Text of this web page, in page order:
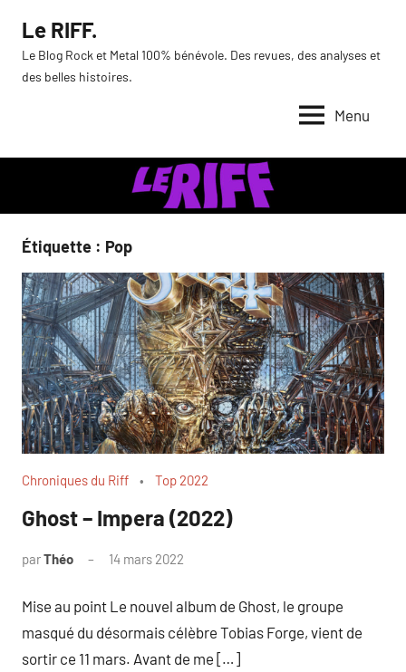
contenu
Le RIFF.
Le Blog Rock et Metal 100% bénévole. Des revues, des analyses et
des belles histoires.
Menu
Étiquette : Pop
Chroniques du Riff Top 2022
Ghost – Impera (2022)
parThéo 14 mars 2022
Mise au point Le nouvel album de Ghost, le groupe
masqué du désormais célèbre Tobias Forge, vient de
sortir ce 11 mars. Avant de me […]